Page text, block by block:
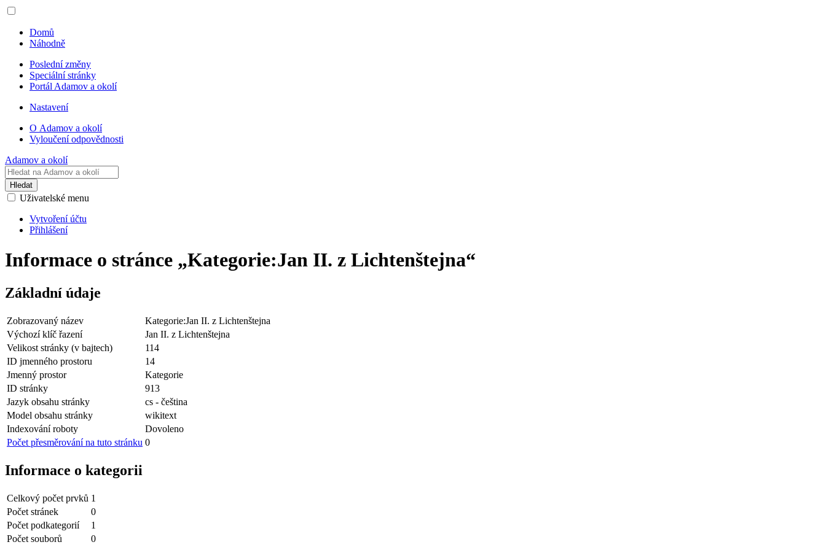
Domů
Náhodně
Poslední změny
Speciální stránky
Portál Adamov a okolí
Nastavení
O Adamov a okolí
Vyloučení odpovědnosti
Adamov a okolí
Hledat
Uživatelské menu
Vytvoření účtu
Přihlášení
Informace o stránce „Kategorie:Jan II. z Lichtenštejna“
Základní údaje
Zobrazovaný název
Kategorie:Jan II. z Lichtenštejna
Výchozí klíč řazení
Jan II. z Lichtenštejna
Velikost stránky (v bajtech)
114
ID jmenného prostoru
14
Jmenný prostor
Kategorie
ID stránky
913
Jazyk obsahu stránky
cs - čeština
Model obsahu stránky
wikitext
Indexování roboty
Dovoleno
Počet přesměrování na tuto stránku 0
Informace o kategorii
Celkový počet prvků 1
Počet stránek
0
Počet podkategorií
1
Počet souborů
0